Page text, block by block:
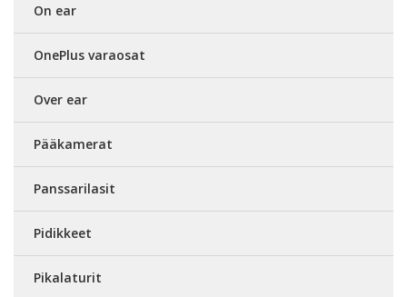
On ear
OnePlus varaosat
Over ear
Pääkamerat
Panssarilasit
Pidikkeet
Pikalaturit